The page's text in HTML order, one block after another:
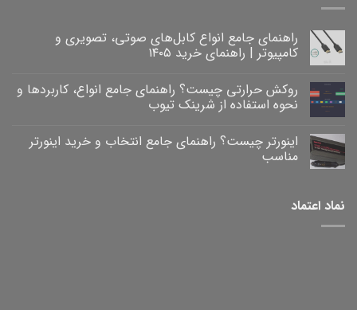
راهنمای جامع انواع کابل‌های صوتی، تصویری و
کامپیوتر | راهنمای خرید ۱۴۰۵
برای
راهنمای
جامع
صوتی،
تصویری
و
خرید
۱۴۰۵
ثبت
نشده
روکش حرارتی چیست؟ راهنمای جامع انواع، کاربردها و
نحوه استفاده از شرینک تیوب
برای
روکش
حرارتی
انواع،
کاربردها
ثبت
نشده
اینورتر چیست؟ راهنمای جامع انتخاب و خرید اینورتر
مناسب
اینورتر
چیست؟
نشده
نماد اعتماد